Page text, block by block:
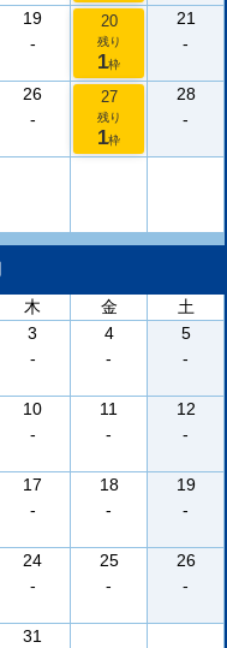
19
-
20
残り
1枠
21
-
26
-
27
残り
1枠
28
-
木 金
土
3
-
4
-
5
-
10
-
11
-
12
-
17
-
18
-
19
-
24
-
25
-
26
-
31